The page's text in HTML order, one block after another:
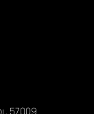
57009